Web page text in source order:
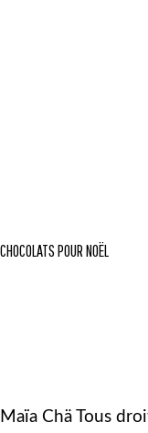
CHOCOLATS POUR NOËL
Maïa Chä Tous